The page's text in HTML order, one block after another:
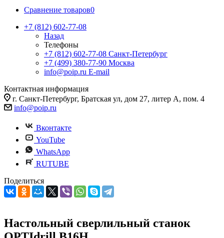
Сравнение товаров0
+7 (812) 602-77-08
Назад
Телефоны
+7 (812) 602-77-08 Санкт-Петербург
+7 (499) 380-77-90 Москва
info@poip.ru E-mail
Контактная информация
г. Санкт-Петербург, Братская ул, дом 27, литер А, пом. 4
info@poip.ru
Вконтакте
YouTube
WhatsApp
RUTUBE
Поделиться
Настольный сверлильный станок